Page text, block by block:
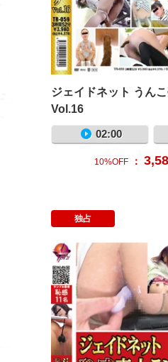
ジェイドネット うん
Vol.16
02:00
10%OFF ：
独占